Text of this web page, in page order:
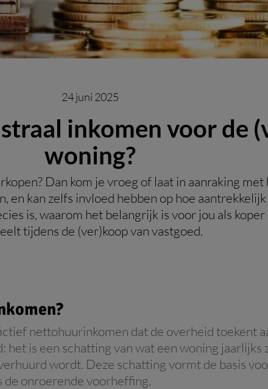
24 juni 2025
inkomen voor de
woning?
Dan kom je vroeg of laat in aanraking
en kan zelfs invloed hebben op hoe
is, waarom het belangrijk is voor jou als
tijdens de (ver)koop van vastgoed.
nettohuurinkomen dat de overheid toekent
het is een schatting van wat een woning jaarlijks
wordt. Deze schatting vormt de basis
de onroerende voorheffing.